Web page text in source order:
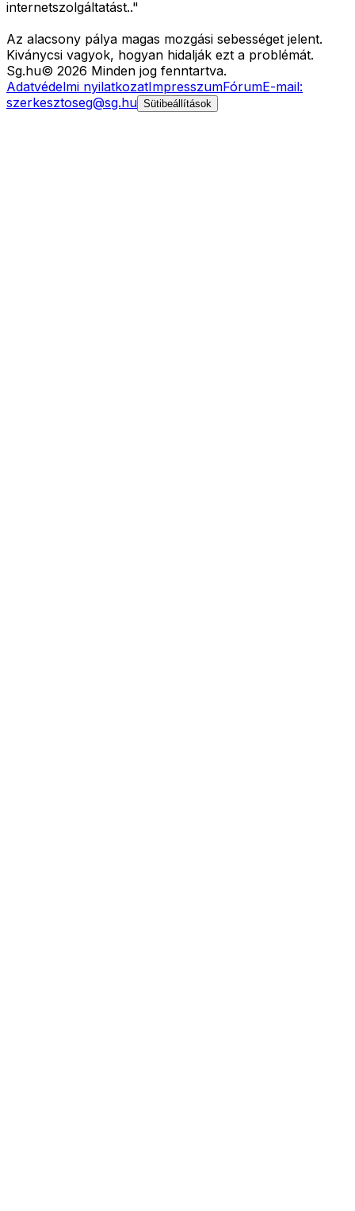
internetszolgáltatást.."
Az alacsony pálya magas mozgási sebességet jelent.
Kiványcsi vagyok, hogyan hidalják ezt a problémát.
Sg.hu© 2026 Minden jog fenntartva.
Adatvédelmi nyilatkozatImpresszumFórumE-mail:
szerkesztoseg@sg.hu Sütibeállítások